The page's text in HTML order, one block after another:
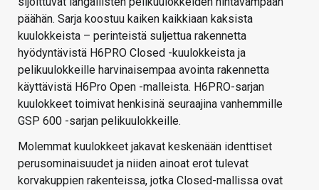
päähän. Sarja koostuu kaiken kaikkiaan kaksista
kuulokkeista – perinteistä suljettua rakennetta
hyödyntävistä H6PRO Closed -kuulokkeista ja
pelikuulokkeille harvinaisempaa avointa rakennetta
käyttävistä H6Pro Open -malleista. H6PRO-sarjan
kuulokkeet toimivat henkisinä seuraajina vanhemmille
GSP 600 -sarjan pelikuulokkeille.
Molemmat kuulokkeet jakavat keskenään identtiset
perusominaisuudet ja niiden ainoat erot tulevat
korvakuppien rakenteissa, jotka Closed-mallissa ovat